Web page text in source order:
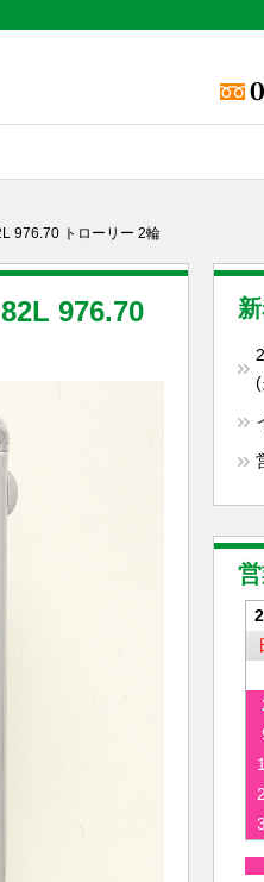
976.70 トローリー 2輪
976.70
(